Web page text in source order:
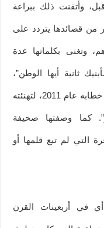
وأتقنت ذلك ببراعة
من قصائدها يتردد على
وتغنى بكلماتها عدة
ثانية أيها الوطن”،
والتي ذكرها الرئيس الأميركي أوباما في خطابه عام 2011، لتهنئته
كما وصفتها صحيفة
التي لم تبع قلمها أو
في أربعينات القرن